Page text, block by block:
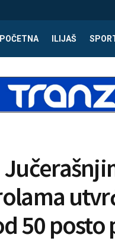
POČETNA ILIJAŠ
50